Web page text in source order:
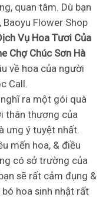
quan tâm. Dù bạn
Flower Shop
Vụ Hoa Tươi Của
Chợ Chúc Sơn Hà
về hoa của người
Call.
ra một gói quà
thân thương của
ưng ý tuyệt nhất.
mến hoa, & điều
có sở trường của
sẽ rất cảm đụng &
hoa sinh nhật rất